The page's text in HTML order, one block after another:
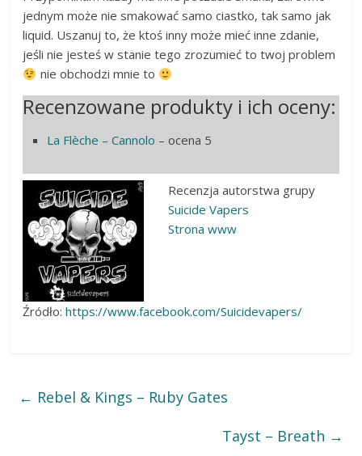
jednym może nie smakować samo ciastko, tak samo jak
liquid. Uszanuj to, że ktoś inny może mieć inne zdanie,
jeśli nie jesteś w stanie tego zrozumieć to twoj problem
nie obchodzi mnie to
Recenzowane produkty i ich oceny:
La Flèche – Cannolo – ocena 5
Recenzja autorstwa grupy
Suicide Vapers
Strona www
Źródło:https://www.facebook.com/Suicidevapers/
← Rebel & Kings – Ruby Gates
Tayst – Breath →